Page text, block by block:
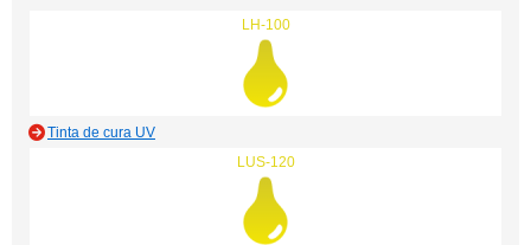
LH-100
Tinta de cura UV
LUS-120